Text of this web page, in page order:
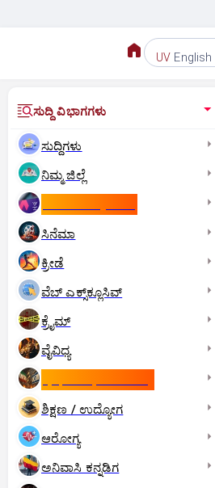
UV English
ಸುದ್ದಿ ವಿಭಾಗಗಳು
ಸುದ್ದಿಗಳು
ನಿಮ್ಮ ಜಿಲ್ಲೆ
ಸಿನೆಮಾ
ಕ್ರೀಡೆ
ವೆಬ್ ಎಕ್ಸ್‌ಕ್ಲೂಸಿವ್
ಕ್ರೈಮ್
ವೈವಿಧ್ಯ
ಶಿಕ್ಷಣ / ಉದ್ಯೋಗ
ಆರೋಗ್ಯ
ಅನಿವಾಸಿ ಕನ್ನಡಿಗ